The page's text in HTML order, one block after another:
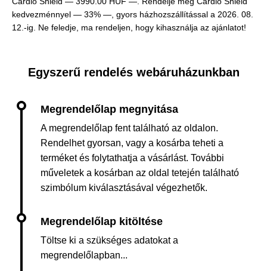
kedvezménnyel — 33% —, gyors házhozszállítással a 2026. 08.
12.-ig. Ne feledje, ma rendeljen, hogy kihasználja az ajánlatot!
Egyszerű rendelés webáruházunkban
A megrendelőlap fent található az oldalon.
Rendelhet gyorsan, vagy a kosárba teheti a
terméket és folytathatja a vásárlást. További
műveletek a kosárban az oldal tetején található
szimbólum kiválasztásával végezhetők.
Töltse ki a szükséges adatokat a
megrendelőlapban...